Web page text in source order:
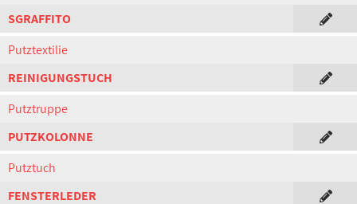
SGRAFFITO
Putztextilie
REINIGUNGSTUCH
Putztruppe
PUTZKOLONNE
Putztuch
FENSTERLEDER